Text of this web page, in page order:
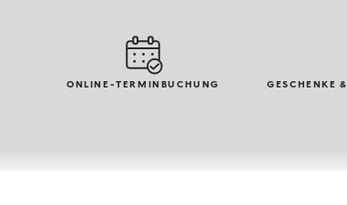
ONLINE-TERMINBUCHUNG GESCHENKE